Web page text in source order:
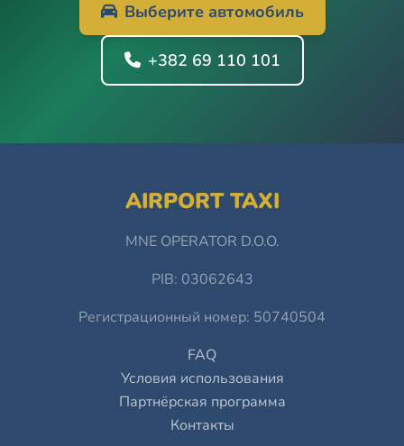
Выберите автомобиль
+382 69 110 101
AIRPORT TAXI
MNE OPERATOR D.O.O.
PIB: 03062643
Регистрационный номер: 50740504
FAQ
Условия использования
Партнёрская программа
Контакты